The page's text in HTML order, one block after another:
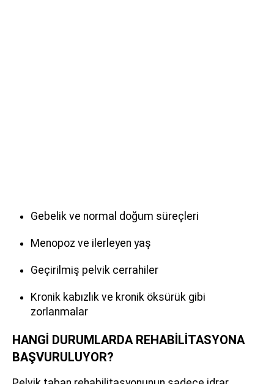
Gebelik ve normal doğum süreçleri
Menopoz ve ilerleyen yaş
Geçirilmiş pelvik cerrahiler
Kronik kabızlık ve kronik öksürük gibi
zorlanmalar
HANGİ DURUMLARDA REHABİLİTASYONA
BAŞVURULUYOR?